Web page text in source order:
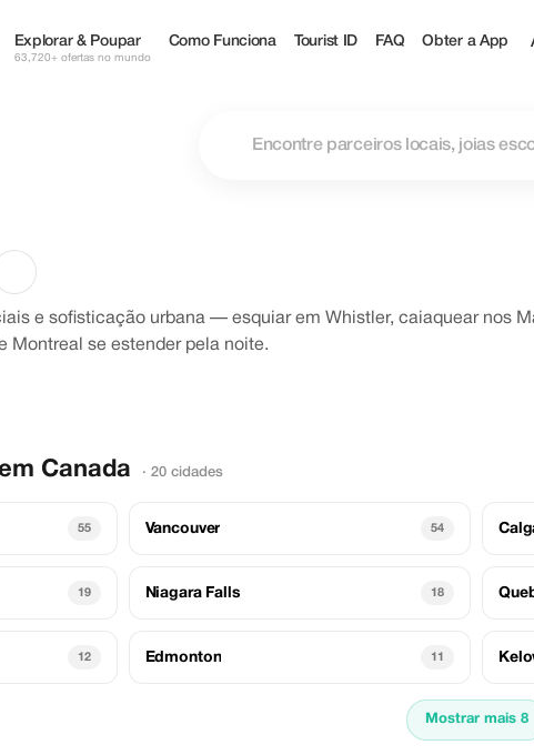
Explorar & Poupar
63,720+ ofertas no mundo
Como Funciona Tourist ID FAQ Obter a App
e sofisticação urbana — esquiar em Whistler, caiaquear nos
Montreal se estender pela noite.
Canada · 20 cidades
55 Vancouver 54
19 Niagara Falls 18
12 Edmonton 11
Mostrar mais 8